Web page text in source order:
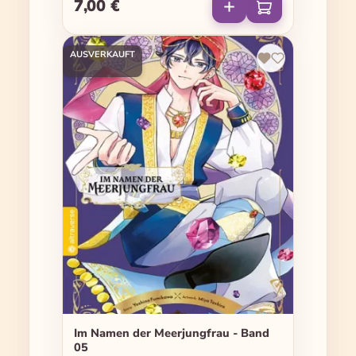
Regulärer Preis:
7,00 €
AUSVERKAUFT
Im Namen der Meerjungfrau - Band
05